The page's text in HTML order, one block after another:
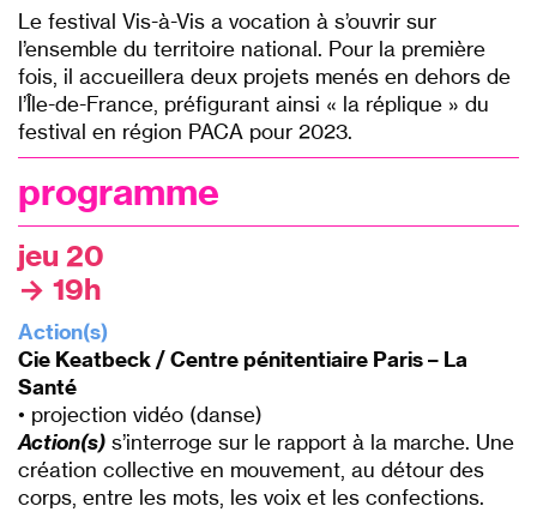
Le festival Vis-à-Vis a vocation à s’ouvrir sur
l’ensemble du territoire national. Pour la première
fois, il accueillera deux projets menés en dehors de
l’Île-de-France, préfigurant ainsi « la réplique » du
festival en région PACA pour 2023.
programme
jeu 20
→ 19h
Action(s)
Cie Keatbeck / Centre pénitentiaire Paris – La
Santé
• projection vidéo (danse)
Action(s) s’interroge sur le rapport à la marche. Une
création collective en mouvement, au détour des
corps, entre les mots, les voix et les confections.